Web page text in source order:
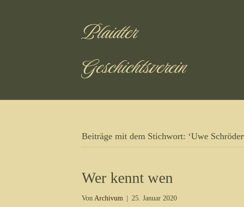
Plaidter
Geschichtsverein
Beiträge mit dem Stichwort: ‘Uwe Schröder̵
Wer kennt wen
Von Archivum 25. Januar 2020